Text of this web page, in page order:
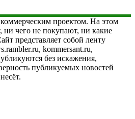
проектом. На этом
ни чего не покупают, ни какие
представляет собой ленту
kommersant.ru,
без искажения,
публикуемых новостей